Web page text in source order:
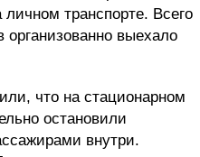
транспорте. Всего
выехало
что на стационарном
остановили
внутри.